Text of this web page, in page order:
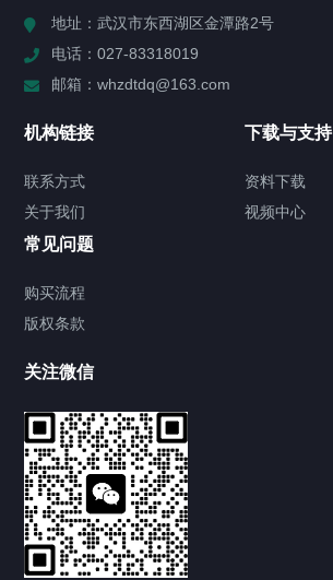
在线监测系统
SF6在线监控系统
SF6微水密度在线监测系统
高压试验设备
蓄电池及直流系统维护
SF6气体检测仪器
地址：武汉市东西湖区金潭路2号
电话：027-83318019
邮箱：whzdtdq@163.com
机构链接
联系方式
关于我们
下载与支持
资料下载
视频中心
常见问题
购买流程
版权条款
关注微信